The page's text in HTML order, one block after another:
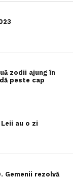
zodii ajung în
peste cap
au o zi
Gemenii rezolvă